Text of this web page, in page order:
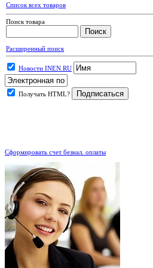
Список всех товаров
Поиск товара
Расширенный поиск
Новости INEN.RU
Получать HTML?
Сформировать счет безнал. оплаты